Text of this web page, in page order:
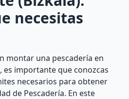
necesitas
montar una pescadería en
es importante que conozcas
necesarios para obtener
de Pescadería. En este